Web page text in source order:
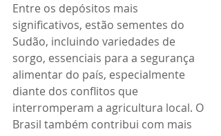
Entre os depósitos mais
significativos, estão sementes do
Sudão, incluindo variedades de
sorgo, essenciais para a segurança
alimentar do país, especialmente
diante dos conflitos que
interromperam a agricultura local. O
Brasil também contribui com mais